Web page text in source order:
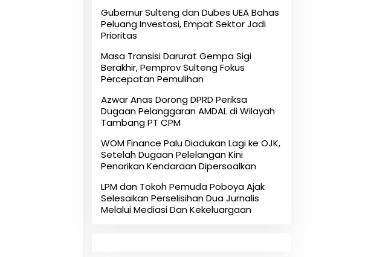
Gubernur Sulteng dan Dubes UEA Bahas
Peluang Investasi, Empat Sektor Jadi
Prioritas
Masa Transisi Darurat Gempa Sigi
Berakhir, Pemprov Sulteng Fokus
Percepatan Pemulihan
Azwar Anas Dorong DPRD Periksa
Dugaan Pelanggaran AMDAL di Wilayah
Tambang PT CPM
‎WOM Finance Palu Diadukan Lagi ke OJK,
Setelah Dugaan Pelelangan Kini
Penarikan Kendaraan Dipersoalkan ‎
LPM dan Tokoh Pemuda Poboya Ajak
Selesaikan Perselisihan Dua Jurnalis
Melalui Mediasi Dan Kekeluargaan